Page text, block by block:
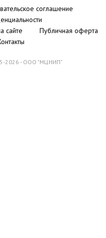
соглашение
сайте
Публичная оферта
2026 - ООО "МЦНИП"